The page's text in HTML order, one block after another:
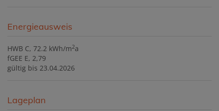
Energieausweis
HWB C, 72.2 kWh/m2a
fGEE E, 2,79
gültig bis 23.04.2026
Lageplan